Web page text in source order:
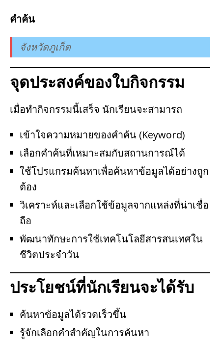
คำค้น
จังหวัดภูเก็ต
จุดประสงค์ของใบกิจกรรม
เมื่อทำกิจกรรมนี้เสร็จ นักเรียนจะสามารถ
เข้าใจความหมายของคำค้น (Keyword)
เลือกคำค้นที่เหมาะสมกับสถานการณ์ได้
ใช้โปรแกรมค้นหาเพื่อค้นหาข้อมูลได้อย่างถูก
ต้อง
วิเคราะห์และเลือกใช้ข้อมูลจากแหล่งที่น่าเชื่อ
ถือ
พัฒนาทักษะการใช้เทคโนโลยีสารสนเทศใน
ชีวิตประจำวัน
ประโยชน์ที่นักเรียนจะได้รับ
ค้นหาข้อมูลได้รวดเร็วขึ้น
รู้จักเลือกคำสำคัญในการค้นหา